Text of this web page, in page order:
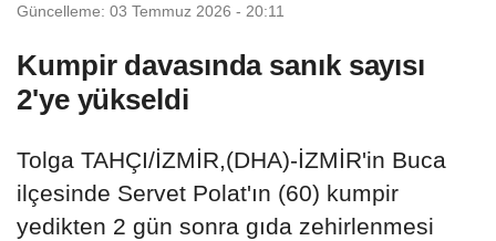
Güncelleme: 03 Temmuz 2026 - 20:11
Kumpir davasında sanık sayısı
2'ye yükseldi
Tolga TAHÇI/İZMİR,(DHA)-İZMİR'in Buca
ilçesinde Servet Polat'ın (60) kumpir
yedikten 2 gün sonra gıda zehirlenmesi